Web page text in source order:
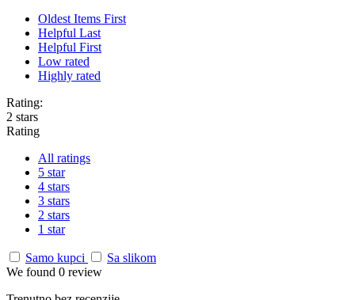
Oldest Items First
Helpful Last
Helpful First
Low rated
Highly rated
Rating:
2 stars
Rating
All ratings
5 star
4 stars
3 stars
2 stars
1 star
Samo kupci
Sa slikom
We found 0 review